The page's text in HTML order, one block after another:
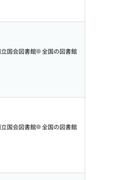
立国会図書館 全国の図書館
立国会図書館 全国の図書館